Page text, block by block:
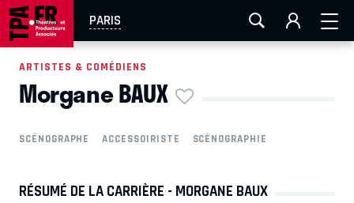
PARIS
AIX-MARSEILLE LA ROCHELLE
EN TOURNÉE
ARTISTES & COMÉDIENS
Morgane BAUX
SCÉNOGRAPHE ACCESSOIRISTE SCÉNOGRAPHIE
RÉSUMÉ DE LA CARRIÈRE - MORGANE BAUX